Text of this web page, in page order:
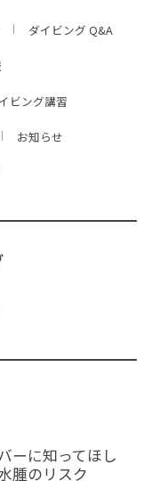
ダイビング Q&A
ビング講習
お知らせ
ーに知ってほし
腫のリスク